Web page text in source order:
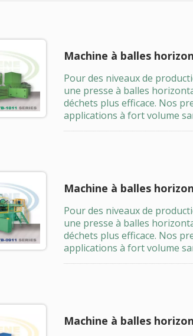
Machine à balles
Pour des niveaux de
une presse à balles
déchets plus efficace. Nos
applications à fort volume
Machine à balles
Pour des niveaux de
une presse à balles
déchets plus efficace. Nos
applications à fort volume
Machine à balles